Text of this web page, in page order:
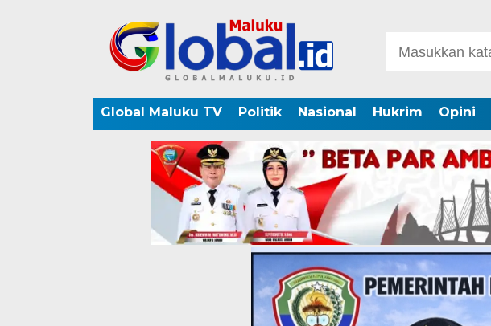
Global Maluku TV Politik Nasional Hukrim Opini